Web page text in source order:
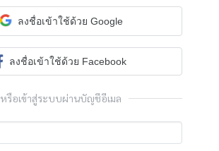
ลงชื่อเข้าใช้ด้วย Google
ลงชื่อเข้าใช้ด้วย Facebook
หรือเข้าสู่ระบบผ่านบัญชีอีเมล